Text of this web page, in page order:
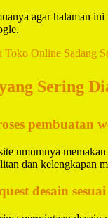
agar halaman ini
Toko Online Sadang
Sering
pembuatan
umumnya
dan kelengkapan
desain